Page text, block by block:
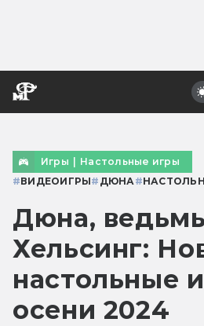
Игры | Настольные игры
#ВИДЕОИГРЫ# ДЮНА #
Дюна,
Хельсинг:
настольные
осени 2024